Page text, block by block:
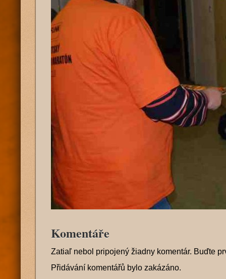
Komentáře
Zatiaľ nebol pripojený žiadny komentár. Buďte
Přidávání komentářů bylo zakázáno.